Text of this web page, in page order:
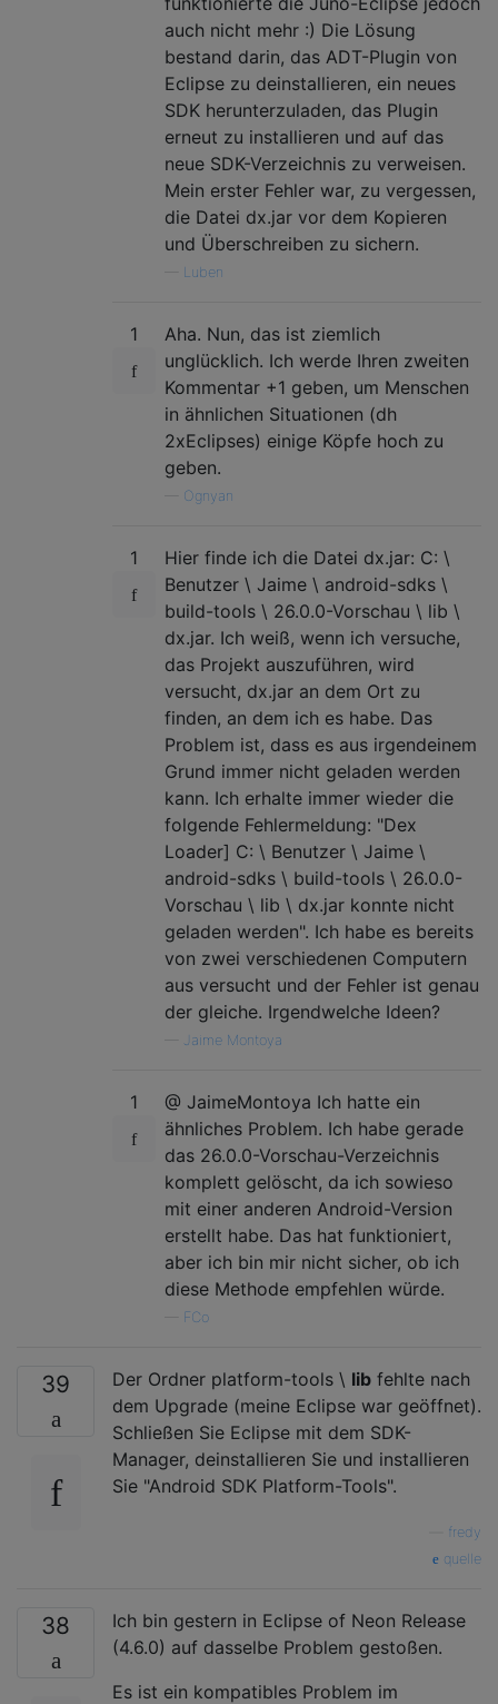
auch nicht mehr :) Die Lösung
bestand darin, das ADT-Plugin von
Eclipse zu deinstallieren, ein neues
SDK herunterzuladen, das Plugin
erneut zu installieren und auf das
neue SDK-Verzeichnis zu verweisen.
Mein erster Fehler war, zu vergessen,
die Datei dx.jar vor dem Kopieren
und Überschreiben zu sichern.
Luben
1
Aha. Nun, das ist ziemlich
unglücklich. Ich werde Ihren zweiten
Kommentar +1 geben, um Menschen
in ähnlichen Situationen (dh
2xEclipses) einige Köpfe hoch zu
geben.
Ognyan
1
Hier finde ich die Datei dx.jar: C: \
Benutzer \ Jaime \ android-sdks \
build-tools \ 26.0.0-Vorschau \ lib \
dx.jar. Ich weiß, wenn ich versuche,
das Projekt auszuführen, wird
versucht, dx.jar an dem Ort zu
finden, an dem ich es habe. Das
Problem ist, dass es aus irgendeinem
Grund immer nicht geladen werden
kann. Ich erhalte immer wieder die
folgende Fehlermeldung: "Dex
Loader] C: \ Benutzer \ Jaime \
android-sdks \ build-tools \ 26.0.0-
Vorschau \ lib \ dx.jar konnte nicht
geladen werden". Ich habe es bereits
von zwei verschiedenen Computern
aus versucht und der Fehler ist genau
der gleiche. Irgendwelche Ideen?
Jaime Montoya
1
@ JaimeMontoya Ich hatte ein
ähnliches Problem. Ich habe gerade
das 26.0.0-Vorschau-Verzeichnis
komplett gelöscht, da ich sowieso
mit einer anderen Android-Version
erstellt habe. Das hat funktioniert,
aber ich bin mir nicht sicher, ob ich
diese Methode empfehlen würde.
FCo
39 Der Ordner platform-tools \ lib fehlte nach
dem Upgrade (meine Eclipse war geöffnet).
Schließen Sie Eclipse mit dem SDK-
Manager, deinstallieren Sie und installieren
Sie "Android SDK Platform-Tools".
fredy
quelle
38
Ich bin gestern in Eclipse of Neon Release
(4.6.0) auf dasselbe Problem gestoßen.
Es ist ein kompatibles Problem im